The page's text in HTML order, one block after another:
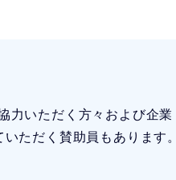
いただく方々および企業
ただく賛助員もあります。